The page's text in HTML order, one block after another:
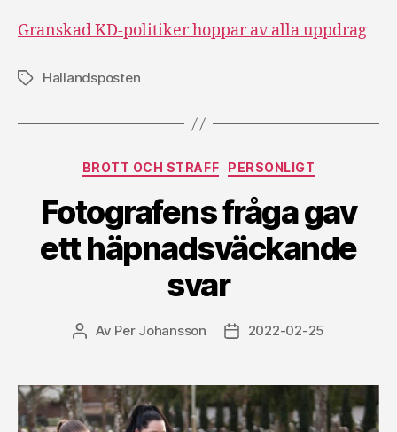
Granskad KD-politiker hoppar av alla uppdrag
EtiketterHallandsposten
Kategorier
BROTT OCH STRAFF PERSONLIGT
Fotografens fråga gav
ett häpnadsväckande
svar
Inläggsförfattare
Av Per Johansson Inläggsdatum
2022-02-25